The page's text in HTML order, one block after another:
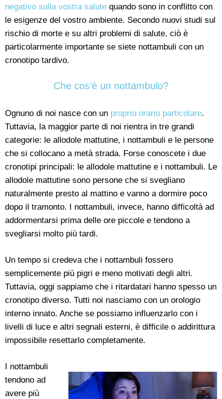
negativo sulla vostra salute quando sono in conflitto con
le esigenze del vostro ambiente. Secondo nuovi studi sul
rischio di morte e su altri problemi di salute, ciò è
particolarmente importante se siete nottambuli con un
cronotipo tardivo.
Che cos’è un nottambulo?
Ognuno di noi nasce con un proprio orario particolare.
Tuttavia, la maggior parte di noi rientra in tre grandi
categorie: le allodole mattutine, i nottambuli e le persone
che si collocano a metà strada. Forse conoscete i due
cronotipi principali: le allodole mattutine e i nottambuli. Le
allodole mattutine sono persone che si svegliano
naturalmente presto al mattino e vanno a dormire poco
dopo il tramonto. I nottambuli, invece, hanno difficoltà ad
addormentarsi prima delle ore piccole e tendono a
svegliarsi molto più tardi.
Un tempo si credeva che i nottambuli fossero
semplicemente più pigri e meno motivati degli altri.
Tuttavia, oggi sappiamo che i ritardatari hanno spesso un
cronotipo diverso. Tutti noi nasciamo con un orologio
interno innato. Anche se possiamo influenzarlo con i
livelli di luce e altri segnali esterni, è difficile o addirittura
impossibile resettarlo completamente.
I nottambuli
tendono ad
avere più